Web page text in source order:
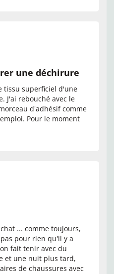
une déchirure
tissu superficiel d'une
J'ai rebouché avec le
d'adhésif comme
Pour le moment
... comme toujours,
pour rien qu'il y a
fait tenir avec du
et une nuit plus tard,
de chaussures avec